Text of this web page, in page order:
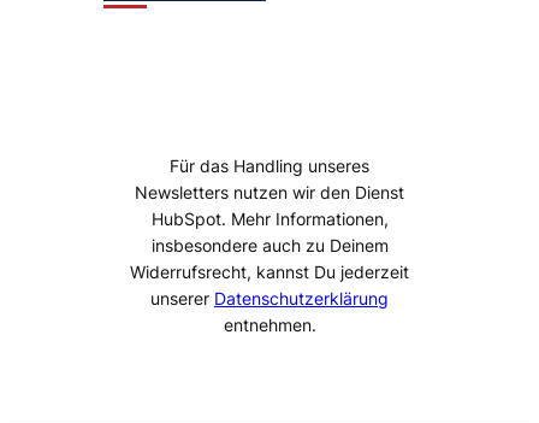
Für das Handling unseres
Newsletters nutzen wir den Dienst
HubSpot. Mehr Informationen,
insbesondere auch zu Deinem
Widerrufsrecht, kannst Du jederzeit
unserer Datenschutzerklärung
entnehmen.